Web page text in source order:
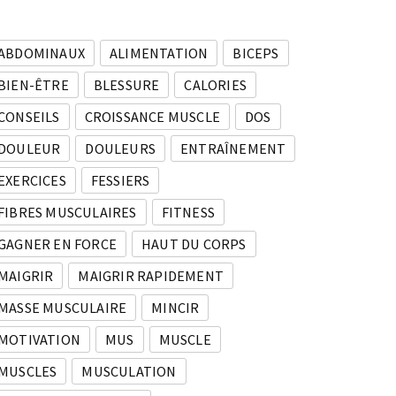
ALIMENTATION
BICEPS
ÊTRE
BLESSURE
CALORIES
CROISSANCE MUSCLE
DOS
DOULEURS
ENTRAÎNEMENT
FESSIERS
MUSCULAIRES
FITNESS
EN FORCE
HAUT DU CORPS
MAIGRIR RAPIDEMENT
MUSCULAIRE
MINCIR
MUS
MUSCLE
MUSCULATION